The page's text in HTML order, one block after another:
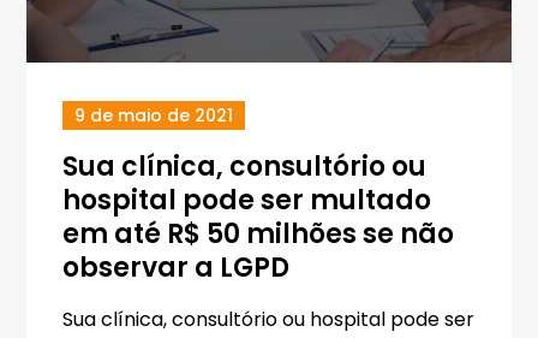
9 de maio de 2021
Sua clínica, consultório ou
hospital pode ser multado
em até R$ 50 milhões se não
observar a LGPD
Sua clínica, consultório ou hospital pode ser